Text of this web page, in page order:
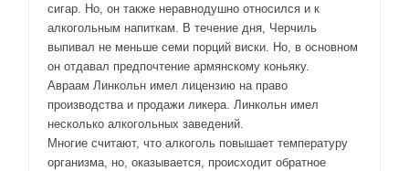
сигар. Но, он также неравнодушно относился и к
алкогольным напиткам. В течение дня, Черчиль
выпивал не меньше семи порций виски. Но, в основном
он отдавал предпочтение армянскому коньяку.
Авраам Линкольн имел лицензию на право
производства и продажи ликера. Линкольн имел
несколько алкогольных заведений.
Многие считают, что алкоголь повышает температуру
организма, но, оказывается, происходит обратное